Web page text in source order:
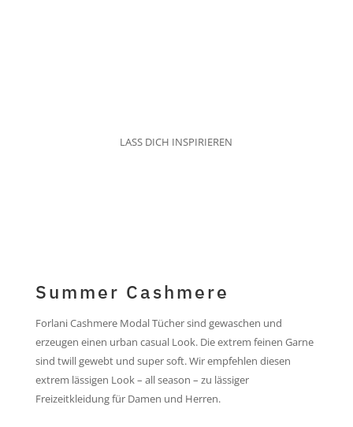
LASS DICH INSPIRIEREN
Summer Cashmere
Forlani Cashmere Modal Tücher sind gewaschen und
erzeugen einen urban casual Look. Die extrem feinen Garne
sind twill gewebt und super soft. Wir empfehlen diesen
extrem lässigen Look – all season – zu lässiger
Freizeitkleidung für Damen und Herren.